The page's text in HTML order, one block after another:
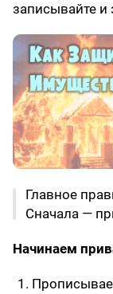
записывайте и
Главное
Сначала —
Начинаем